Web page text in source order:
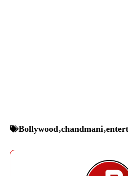
Bollywood,chandmani,